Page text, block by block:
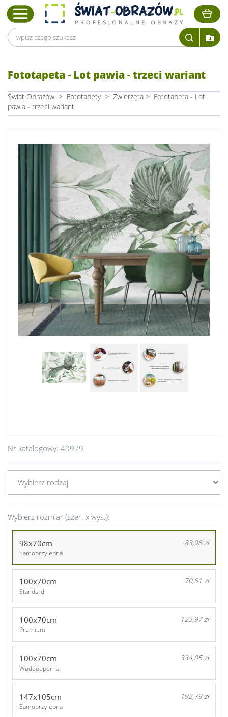
Fototapeta - Lot pawia - trzeci wariant
Świat Obrazów > Fototapety > Zwierzęta > Fototapeta - Lot
pawia - trzeci wariant
Nr katalogowy: 40979
Wybierz rozmiar (szer. x wys.):
98x70cm 83,98 zł
Samoprzylepna
100x70cm 70,61 zł
Standard
100x70cm 125,97 zł
Premium
100x70cm 334,05 zł
Wodoodporna
147x105cm 192,79 zł
Samoprzylepna